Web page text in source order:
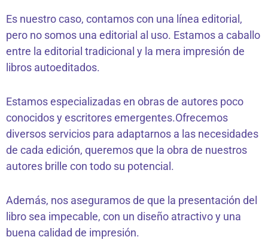
Es nuestro caso, contamos con una línea editorial,
pero no somos una editorial al uso. Estamos a caballo
entre la editorial tradicional y la mera impresión de
libros autoeditados.
Estamos especializadas en obras de autores poco
conocidos y escritores emergentes.Ofrecemos
diversos servicios para adaptarnos a las necesidades
de cada edición, queremos que la obra de nuestros
autores brille con todo su potencial.
Además, nos aseguramos de que la presentación del
libro sea impecable, con un diseño atractivo y una
buena calidad de impresión.